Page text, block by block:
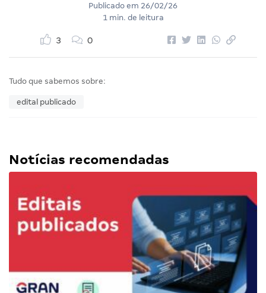
Publicado em 26/02/26
1 min. de leitura
3 0
Tudo que sabemos sobre:
edital publicado
Notícias recomendadas